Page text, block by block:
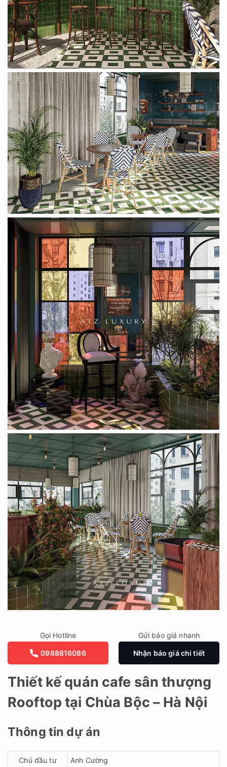
Thiết kế quán cafe sân thượng
Rooftop tại Chùa Bộc – Hà Nội
Thông tin dự án
Chủ đầu tư Anh Cường
Gọi Hotline
0988816086
Gửi báo giá nhanh
Nhận báo giá chi tiết